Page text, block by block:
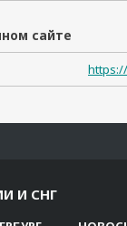
сайте
И СНГ